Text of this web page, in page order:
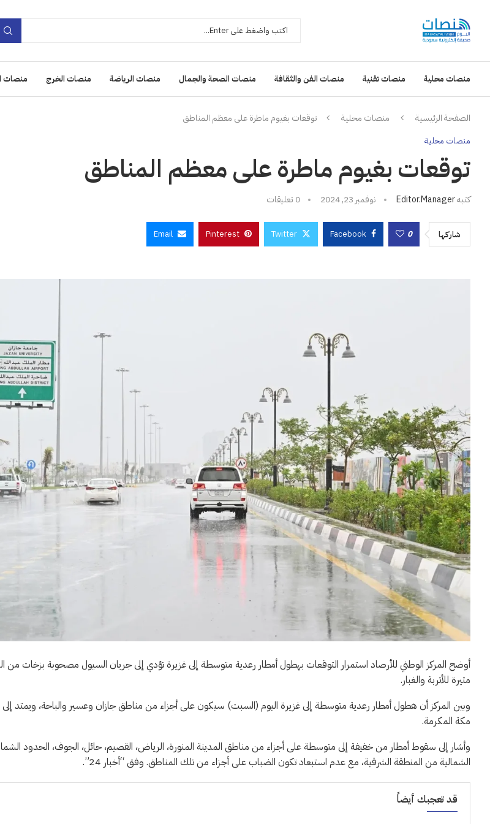
منصات محلية منصات تقنية منصات الفن والثقافة منصات الصحة والجمال منصات الرياضة منصات الخرج منصات
الصفحة الرئيسية منصات محلية توقعات بغيوم ماطرة على معظم المناطق
منصات محلية
توقعات بغيوم ماطرة على معظم المناطق
كتبهEditor.manager نوفمبر 23, 2024 0 تعليقات
شاركها 0
Facebook
Twitter
Pinterest
Email
أوضح المركز الوطني للأرصاد استمرار التوقعات بهطول أمطار رعدية متوسطة إلى غزيرة تؤدي إلى جريان السيول مصحوبة بزخات من
مثيرة للأتربة والغبار.
وبين المركز أن هطول أمطار رعدية متوسطة إلى غزيرة اليوم (السبت) سيكون على أجزاء من مناطق جازان وعسير والباحة، ويمتد
مكة المكرمة.
وأشار إلى سقوط أمطار من خفيفة إلى متوسطة على أجزاء من مناطق المدينة المنورة، الرياض، القصيم، حائل، الجوف، الحدود
الشمالية من المنطقة الشرقية، مع عدم استبعاد تكون الضباب على أجزاء من تلك المناطق. وفق “أخبار 24”.
قد تعجبك أيضاً